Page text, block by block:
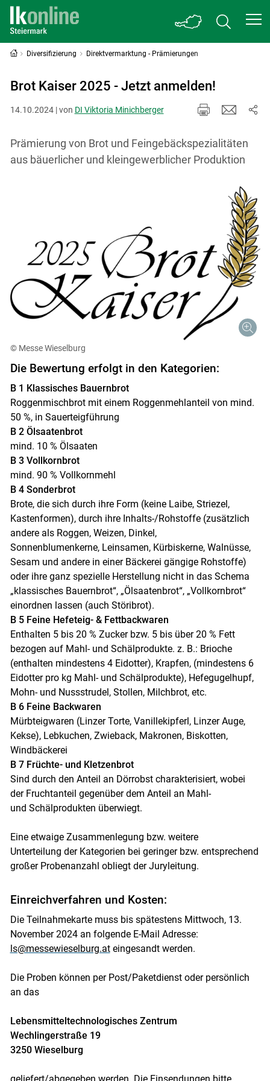
Skip to main content
Diversifizierung Direktvermarktung - Prämierungen
Brot Kaiser 2025 - Jetzt anmelden!
14.10.2024 | von DI Viktoria Minichberger
Prämierung von Brot und Feingebäckspezialitäten
aus bäuerlicher und kleingewerblicher Produktion
© Messe Wieselburg
Die Bewertung erfolgt in den Kategorien:
B 1 Klassisches Bauernbrot
Roggenmischbrot mit einem Roggenmehlanteil von mind.
50 %, in Sauerteigführung
B 2 Ölsaatenbrot
mind. 10 % Ölsaaten
B 3 Vollkornbrot
mind. 90 % Vollkornmehl
B 4 Sonderbrot
Brote, die sich durch ihre Form (keine Laibe, Striezel,
Kastenformen), durch ihre Inhalts-/Rohstoffe (zusätzlich
andere als Roggen, Weizen, Dinkel,
Sonnenblumenkerne, Leinsamen, Kürbiskerne, Walnüsse,
Sesam und andere in einer Bäckerei gängige Rohstoffe)
oder ihre ganz spezielle Herstellung nicht in das Schema
„klassisches Bauernbrot“, „Ölsaatenbrot“, „Vollkornbrot“
einordnen lassen (auch Störibrot).
B 5 Feine Hefeteig- & Fettbackwaren
Enthalten 5 bis 20 % Zucker bzw. 5 bis über 20 % Fett
bezogen auf Mahl- und Schälprodukte. z. B.: Brioche
(enthalten mindestens 4 Eidotter), Krapfen, (mindestens 6
Eidotter pro kg Mahl- und Schälprodukte), Hefegugelhupf,
Mohn- und Nussstrudel, Stollen, Milchbrot, etc.
B 6 Feine Backwaren
Mürbteigwaren (Linzer Torte, Vanillekipferl, Linzer Auge,
Kekse), Lebkuchen, Zwieback, Makronen, Biskotten,
Windbäckerei
B 7 Früchte- und Kletzenbrot
Sind durch den Anteil an Dörrobst charakterisiert, wobei
der Fruchtanteil gegenüber dem Anteil an Mahl-
und Schälprodukten überwiegt.
Eine etwaige Zusammenlegung bzw. weitere
Unterteilung der Kategorien bei geringer bzw. entsprechend
großer Probenanzahl obliegt der Juryleitung.
Einreichverfahren und Kosten:
Die Teilnahmekarte muss bis spätestens Mittwoch, 13.
November 2024 an folgende E-Mail Adresse:
ls@messewieselburg.ateingesandt werden.
Die Proben können per Post/Paketdienst oder persönlich
an das
Lebensmitteltechnologisches Zentrum
Wechlingerstraße 19
3250 Wieselburg
geliefert/abgegeben werden. Die Einsendungen bitte